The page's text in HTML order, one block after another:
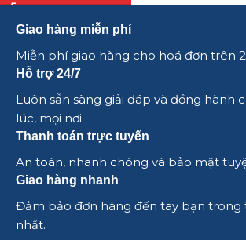
Giao hàng miễn phí
Miễn phí giao hàng cho hoá đơn trên
Hỗ trợ 24/7
Luôn sẵn sàng giải đáp và đồng hành
lúc, mọi nơi.
Thanh toán trực tuyến
An toàn, nhanh chóng và bảo mật
Giao hàng nhanh
Đảm bảo đơn hàng đến tay bạn trong
nhất.